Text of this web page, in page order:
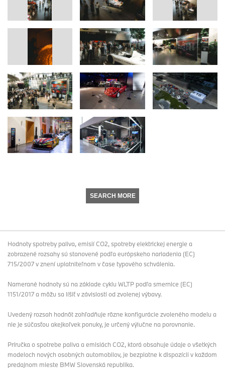
SEARCH MORE
Hodnoty spotreby paliva, emisií CO2, spotreby elektrickej energie a
zobrazené rozsahy sú stanovené podľa európskeho nariadenia (EC)
715/2007 v znení uplatniteľnom v čase typového schválenia.
Namerané hodnoty sú na základe cyklu WLTP podľa smernice (EC)
1151/2017 a môžu sa líšiť v závislosti od zvolenej výbavy.
Uvedený rozsah hodnôt zohľadňuje rôzne konfigurácie zvoleného modelu a
nie je súčasťou akejkoľvek ponuky, je určený výlučne na porovnanie.
Príručka o spotrebe paliva a emisiách CO2, ktorá obsahuje údaje o všetkých
modeloch nových osobných automobilov, je bezplatne k dispozícii v každom
predajnom mieste BMW Slovenská republika.